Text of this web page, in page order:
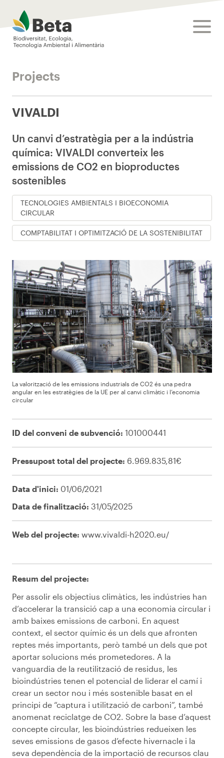
Beta Tech Center
Projects
VIVALDI
Un canvi d’estratègia per a la indústria
química: VIVALDI converteix les
emissions de CO2 en bioproductes
sostenibles
TECNOLOGIES AMBIENTALS I BIOECONOMIA
CIRCULAR
COMPTABILITAT I OPTIMITZACIÓ DE LA SOSTENIBILITAT
La valorització de les emissions industrials de CO2 és una pedra
angular en les estratègies de la UE per al canvi climàtic i l’economia
circular
ID del conveni de subvenció: 101000441
Pressupost total del projecte: 6.969.835,81€
Data d'inici: 01/06/2021
Data de finalització: 31/05/2025
Web del projecte: www.vivaldi-h2020.eu/
Resum del projecte:
Per assolir els objectius climàtics, les indústries han
d’accelerar la transició cap a una economia circular i
amb baixes emissions de carboni. En aquest
context, el sector químic és un dels que afronten
reptes més importants, però també un dels que pot
aportar solucions més prometedores. A la
vanguardia de la reutilització de residus, les
bioindústries tenen el potencial de liderar el camí i
crear un sector nou i més sostenible basat en el
principi de “captura i utilització de carboni”, també
anomenat reciclatge de CO2. Sobre la base d’aquest
concepte circular, les bioindústries redueixen les
seves emissions de gasos d’efecte hivernacle i la
seva dependència de la importació de recursos clau